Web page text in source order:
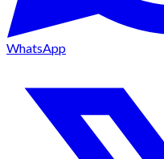
WhatsApp